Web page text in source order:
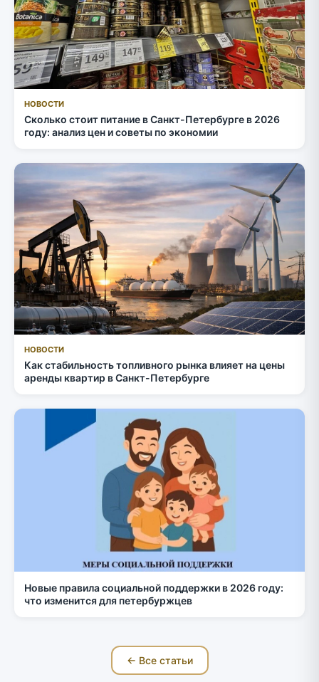
НОВОСТИ
Сколько стоит питание в Санкт-Петербурге в 2026
году: анализ цен и советы по экономии
НОВОСТИ
Как стабильность топливного рынка влияет на цены
аренды квартир в Санкт-Петербурге
Новые правила социальной поддержки в 2026 году:
что изменится для петербуржцев
← Все статьи